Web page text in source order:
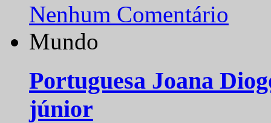
Nenhum Comentário
Mundo
Portuguesa Joana
júnior